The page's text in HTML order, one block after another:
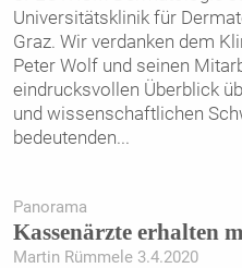
Universitätsklinik für
Graz. Wir verdanken dem
Peter Wolf und seinen
eindrucksvollen Überblick
und wissenschaftlichen
bedeutenden...
Panorama
Kassenärzte erhalten
Martin Rümmele 3.4.2020